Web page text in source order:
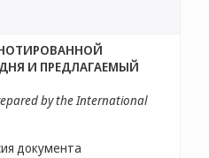
И ПРЕДЛАГАЕМЫЙ
by the International
документа